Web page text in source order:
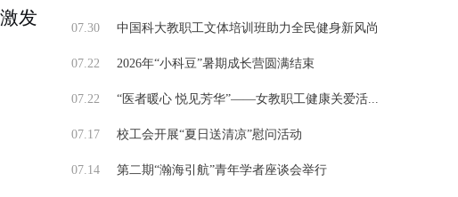
发
07.30 中国科大教职工文体培训班助力全民健身新风尚
07.22 2026年“小科豆”暑期成长营圆满结束
07.22 “医者暖心 悦见芳华”——女教职工健康关爱活...
07.17 校工会开展“夏日送清凉”慰问活动
07.14 第二期“瀚海引航”青年学者座谈会举行